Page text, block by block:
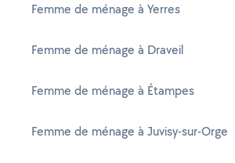
Femme de ménage à Yerres
Femme de ménage à Draveil
Femme de ménage à Étampes
Femme de ménage à Juvisy-sur-Orge